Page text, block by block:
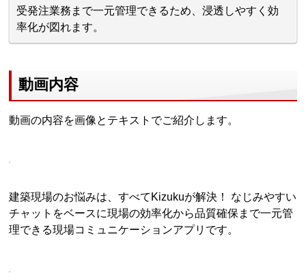
受発注業務まで一元管理できるため、浸透しやすく効
率化が図れます。
動画内容
動画の内容を画像とテキストでご紹介します。
建築現場のお悩みは、すべてKizukuが解決！ なじみやすい
チャットをベースに現場の効率化から品質確保まで一元管
理できる現場コミュニケーションアプリです。